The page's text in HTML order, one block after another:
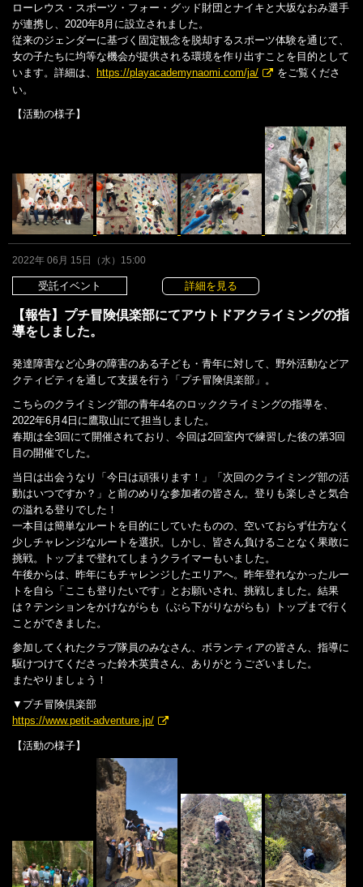
ローレウス・スポーツ・フォー・グッド財団とナイキと大坂なおみ選手
が連携し、2020年8月に設立されました。
従来のジェンダーに基づく固定観念を脱却するスポーツ体験を通じて、
女の子たちに均等な機会が提供される環境を作り出すことを目的として
います。詳細は、 https://playacademynaomi.com/ja/
をご覧くださ
い。
【活動の様子】
2022年 06月 15日（水）15:00
受託イベント 詳細を見る
【報告】プチ冒険倶楽部にてアウトドアクライミングの指
導をしました。
発達障害など心身の障害のある子ども・青年に対して、野外活動などア
クティビティを通して支援を行う「プチ冒険倶楽部」。
こちらのクライミング部の青年4名のロッククライミングの指導を、
2022年6月4日に鷹取山にて担当しました。
春期は全3回にて開催されており、今回は2回室内で練習した後の第3回
目の開催でした。
当日は出会うなり「今日は頑張ります！」「次回のクライミング部の活
動はいつですか？」と前のめりな参加者の皆さん。登りも楽しさと気合
の溢れる登りでした！
一本目は簡単なルートを目的にしていたものの、空いておらず仕方なく
少しチャレンジなルートを選択。しかし、皆さん負けることなく果敢に
挑戦。トップまで登れてしまうクライマーもいました。
午後からは、昨年にもチャレンジしたエリアへ。昨年登れなかったルー
トを自ら「ここも登りたいです」とお願いされ、挑戦しました。結果
は？テンションをかけながらも（ぶら下がりながらも）トップまで行く
ことができました。
参加してくれたクラブ隊員のみなさん、ボランティアの皆さん、指導に
駆けつけてくださった鈴木英貴さん、ありがとうございました。
またやりましょう！
▼プチ冒険倶楽部
https://www.petit-adventure.jp/
【活動の様子】